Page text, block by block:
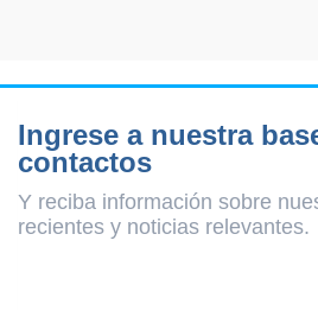
Ingrese a nuestra
contactos
Y reciba información sobre
recientes y noticias relevantes.